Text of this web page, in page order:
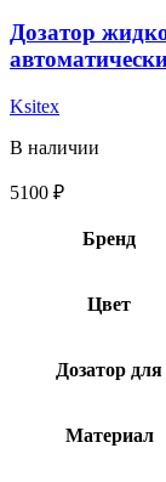
Дозатор
Ksitex
В наличии
5100 ₽
Бренд
Цвет
Дозатор для
Материал